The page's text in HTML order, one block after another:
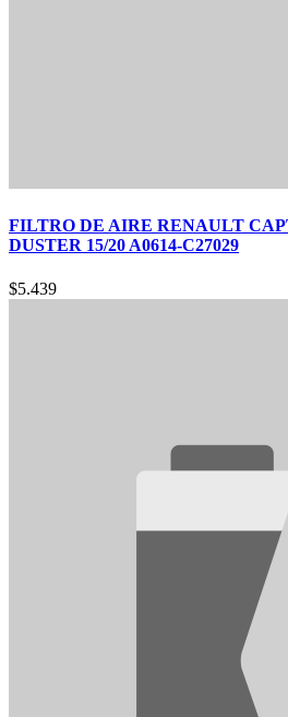
FILTRO DE AIRE RENAULT
DUSTER 15/20 A0614-C27029
$5.439